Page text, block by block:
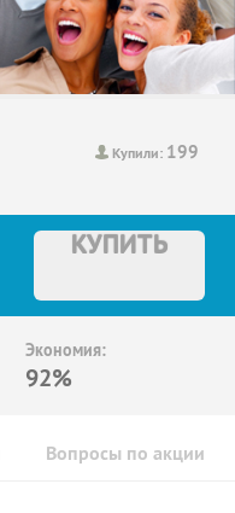
Купили: 199
КУПИТЬ
Экономия:
92%
Вопросы по акции